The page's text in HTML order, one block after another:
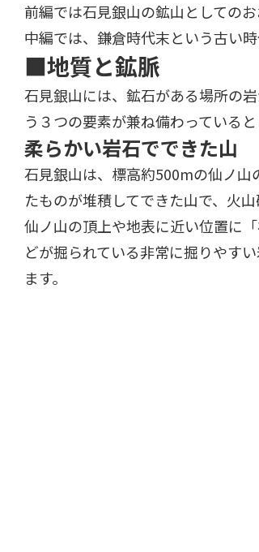
前編では石見銀山の鉱山としての
中編では、鎌倉時代末という古い
■地質と鉱脈
石見銀山には、鉱石がある場所の
う３つの要素が兼ね備わっている
柔らかい岩石でできた山
石見銀山は、標高約500mの仙ノ山
たものが堆積してできた山で、火
仙ノ山の頂上や地表に近い位置に
どが掘られている非常に掘りやす
ます。